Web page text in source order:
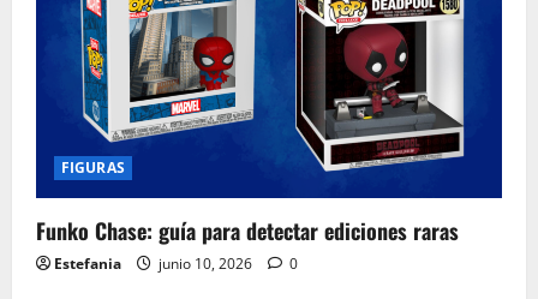
FIGURAS
Funko Chase: guía para detectar ediciones raras
Estefania junio 10, 2026 0